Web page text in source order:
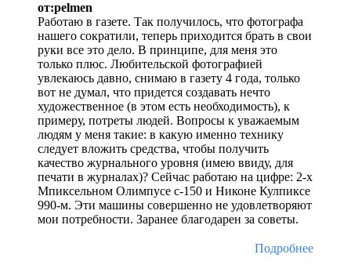
от:pelmen
Работаю в газете. Так получилось, что фотографа
нашего сократили, теперь приходится брать в свои
руки все это дело. В принципе, для меня это
только плюс. Любительской фотографией
увлекаюсь давно, снимаю в газету 4 года, только
вот не думал, что придется создавать нечто
художественное (в этом есть необходимость), к
примеру, потреты людей. Вопросы к уважаемым
людям у меня такие: в какую именно технику
следует вложить средства, чтобы получить
качество журнального уровня (имею ввиду, для
печати в журналах)? Сейчас работаю на цифре: 2-х
Мпиксельном Олимпусе c-150 и Никоне Кулпиксе
990-м. Эти машины совершенно не удовлетворяют
мои потребности. Заранее благодарен за советы.
Подробнее